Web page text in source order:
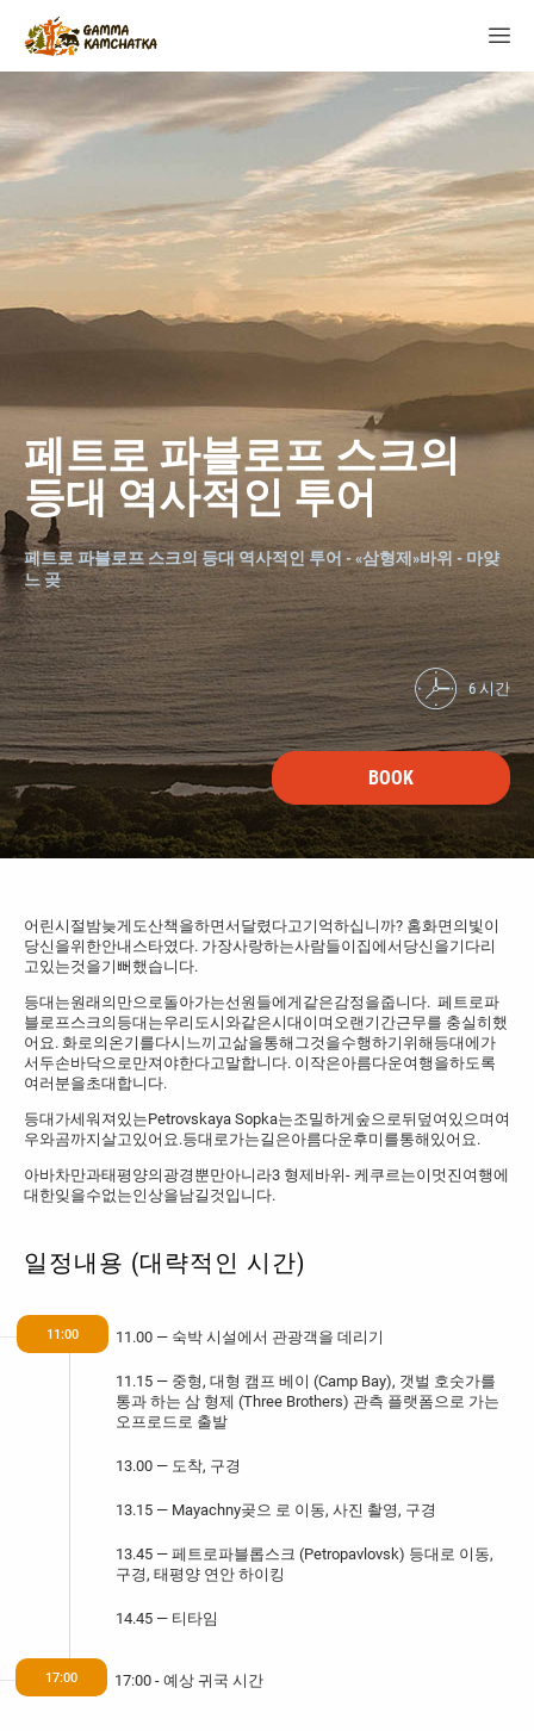
페트로 파블로프 스크의
등대 역사적인 투어
페트로 파블로프 스크의 등대 역사적인 투어 - «삼형제»바위 - 마얒
느 곶
6 시간
BOOK
어린시절밤늦게도산책을하면서달렸다고기억하십니까? 홈화면의빛이
당신을위한안내스타였다. 가장사랑하는사람들이집에서당신을기다리
고있는것을기뻐했습니다.
등대는원래의만으로돌아가는선원들에게같은감정을줍니다. 페트로파
블로프스크의등대는우리도시와같은시대이며오랜기간근무를 충실히했
어요. 화로의온기를다시느끼고삶을통해그것을수행하기위해등대에가
서두손바닥으로만져야한다고말합니다. 이작은아름다운여행을하도록
여러분을초대합니다.
등대가세워져있는Petrovskaya Sopka는조밀하게숲으로뒤덮여있으며여
우와곰까지살고있어요.등대로가는길은아름다운후미를통해있어요.
아바차만과태평양의광경뿐만아니라3 형제바위- 케쿠르는이멋진여행에
대한잊을수없는인상을남길것입니다.
일정내용 (대략적인 시간)
11:00 11.00 — 숙박 시설에서 관광객을 데리기
11.15 — 중형, 대형 캠프 베이 (Camp Bay), 갯벌 호숫가를
통과 하는 삼 형제 (Three Brothers) 관측 플랫폼으로 가는
오프로드로 출발
13.00 — 도착, 구경
13.15 — Mayachny곶으 로 이동, 사진 촬영, 구경
13.45 — 페트로파블롭스크 (Petropavlovsk) 등대로 이동,
구경, 태평양 연안 하이킹
14.45 — 티타임
17:00 17:00 - 예상 귀국 시간